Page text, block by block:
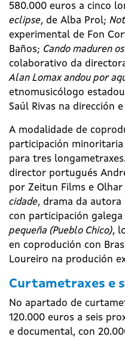
580.000 euros a cinco
eclipse, de Alba Prol;
experimental de Fon
Baños; Cando maduren
colaborativo da
Alan Lomax andou por
etnomusicólogo
Saúl Rivas na dirección
A modalidade de
participación
para tres
director portugués
por Zeitun Films e Olhar
cidade, drama da autora
con participación
pequeña (Pueblo Chico),
en coprodución con
Loureiro na produción
Curtametraxes e
No apartado de
120.000 euros a seis
e documental, con